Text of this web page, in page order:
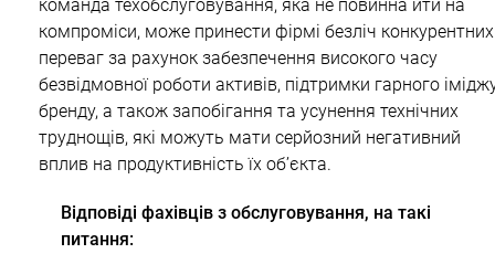
команда техобслуговування, яка не повинна йти на
компроміси, може принести фірмі безліч конкурентних
переваг за рахунок забезпечення високого часу
безвідмовної роботи активів, підтримки гарного
бренду, а також запобігання та усунення технічних
труднощів, які можуть мати серйозний негативний
вплив на продуктивність їх об’єкта.
Відповіді фахівців з обслуговування, на такі
питання: